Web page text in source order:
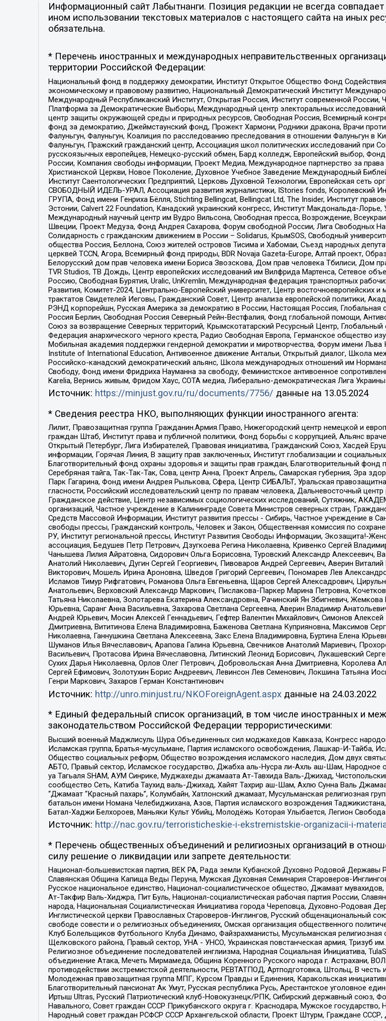
Информационный сайт Лабытнанги. Позиция редакции не всегда
ином использовании текстовых материалов с настоящего сайта на иных
обязательна.
* Перечень иностранных и международных неправительственных
территории Российской Федерации:
Национальный фонд в поддержку демократии, Институт Открытое Общество Фонд
экономическому и правовому развитию, Национальный Демократический Институт
Международный Республиканский Институт, Открытая Россия, Институт современной России,
Платформа за Демократические Выборы, Международный центр электоральных
центр защиты окружающей среды и природных ресурсов, Свободная Россия, Всемирный
фонд за демократию, Джеймстаунский фонд, Прожект Хармони, Родники дракона, Врачи
Фалуньгун, Фалуньгун, Коалиция по расследованию преследования в отношении Фалуньгун в
Фалуньгун, Пражский гражданский центр, Ассоциация школ политических исследований при
русскоязычных европейцев, Немецко-русский обмен, Бард колледж, Европейский выбор,
России, Компания свободы информации, Проект Медиа, Международное партнерство за права
Христианской Церкви, Новое Поколение, Духовное Учебное Заведение Международный
Институт Саентологических Предприятий, Церковь Духовной Технологии, Европейская сеть
СВОБОДНЫЙ ИДЕЛЬ-УРАЛ, Ассоциация развития журналистики, IStories fonds,
ГРУПА, Фонд имени Генриха Бёлля, Stichting Bellingcat, Bellingcat Ltd, The Insider, Институт
Эстонии, Calvert 22 Foundation, Канадский украинский конгресс, Институт Макдональда-
Международный научный центр им Вудро Вильсона, Свободная пресса, Возрождение,
Швеции, Проект Медуза, Фонд Андрея Сахарова, Форум свободной России, Лига Свободных
Солидарность с гражданским движением в России – Solidarus, КрымSOS, Свободный
общества Россия, Беллона, Союз жителей островов Тисима и Хабомаи, Съезд народных
церквей TCCN, Агора, Всемирный фонд природы, BDR Novaja Gazeta-Europe, Алтай проект,
Белорусский дом прав человека имени Бориса Звозскова, Дом прав человека Тбилиси, Дом
TVR Studios, ТВ Дождь, Центр европейских исследований им Вилфрида Мартенса, Сетевое
Россию, Свободная Бурятия, Uralic, UnKremlin, Международная федерация транспортных
Развития, Комитет-2024, Центрально-Европейский университет, Центр
трактатов Свидетелей Иеговы, Гражданский Совет, Центр анализа европейской политики,
РЭНД корпорейшн, Русская Америка за демократию в России, Настоящая Россия, Глобальная
Россия Берлин, Свободная Россия Северный Рейн-Вестфалия, Фонд глобальной помощи,
Союз за возвращение Северных территорий, Крымскотатарский Ресурсный Центр,
Федерация анархического черного креста, Радио Свободная Европа, Германское общество
Мобильная академия поддержки гендерной демократии и миротворчества, Форум имени Льва
Institute of International Education, Антивоенное движение Антальи, Открытый диалог, Школа
Российско-канадский демократический альянс, Школа международных отношений им
Свободу, Фонд имени Фридриха Науманна за свободу, Феминистское антивоенное
Karelia, Вернись живым, Фридом Хаус, СОТА медиа, Либерально-демократическая Лига Украины
Источник: https://minjust.gov.ru/ru/documents/7756/ данные на 13.05.2024
* Сведения реестра НКО, выполняющих функции иностранного агента:
Лилит, Правозащитная группа Гражданин.Армия.Право, Нижегородский центр немецкой и
граждан Штаб, Институт права и публичной политики, Фонд борьбы с коррупцией, Альянс
Открытый Петербург, Лига Избирателей, Правовая инициатива, Гражданский Союз, Хасдей
информации, Горячая Линия, В защиту прав заключенных, Институт глобализации и
Благотворительный фонд охраны здоровья и защиты прав граждан, Благотворительный
Серебряная тайга, Так-Так-Так, Сова, центр Анна, Проект Апрель, Самарская губерния, Эра
Парк Гагарина, Фонд имени Андрея Рылькова, Сфера, Центр СИБАЛЬТ, Уральская
гласности, Российский исследовательский центр по правам человека, Дальневосточный
Гражданское действие, Центр независимых социологических исследований, Сутяжник,
организаций, Частное учреждение в Калининграде Совета Министров северных стран,
Средств Массовой Информации, Институт развития прессы - Сибирь, Частное учреждение в
свободы прессы, Гражданский контроль, Человек и Закон, Общественная комиссия по
РУ, Институт региональной прессы, Институт Развития Свободы Информации, Экозащита!-
ассоциация, Бедушев Петр Петрович, Дзугкоева Регина Николаевна, Кривенко Сергей
Чанышева Лилия Айратовна, Сидорович Ольга Борисовна, Туровский Александр Алексеевич,
Анатолий Николаевич, Дугин Сергей Георгиевич, Пивоваров Андрей Сергеевич, Аверин
Викторович, Мошель Ирина Ароновна, Шведов Григорий Сергеевич, Пономарев Лев
Исламов Тимур Рифгатович, Романова Ольга Евгеньевна, Щаров Сергей Алексадрович,
Анатольевич, Верховский Александр Маркович, Пислакова-Паркер Марина Петровна,
Татьяна Николаевна, Золотарева Екатерина Александровна, Рачинский Ян Збигневич,
Юрьевна, Саранг Анна Васильевна, Захарова Светлана Сергеевна, Аверин Владимир
Андрей Юрьевич, Мосин Алексей Геннадьевич, Гефтер Валентин Михайлович, Симонов
Дмитриевна, Вититинова Елена Владимировна, Баженова Светлана Куприяновна, Максимов
Николаевна, Ганнушкина Светлана Алексеевна, Закс Елена Владимировна, Буртина Елена
Шуманов Илья Вячеславович, Арапова Галина Юрьевна, Свечников Анатолий Мариевич,
Васильевич, Протасова Ирина Вячеславовна, Литинский Леонид Борисович, Лукашевский
Сухих Дарья Николаевна, Орлов Олег Петрович, Добровольская Анна Дмитриевна, Королева
Сергей Ефимович, Золотухин Борис Андреевич, Левинсон Лев Семенович, Локшина Татьяна
Генри Маркович, Захаров Герман Константинович
Источник: http://unro.minjust.ru/NKOForeignAgent.aspxданные на 24.03.2022
* Единый федеральный список организаций, в том числе иностранных и
законодательством Российской Федерации террористическими:
Высший военный Маджлисуль Шура Объединенных сил моджахедов Кавказа, Конгресс
Исламская группа, Братья-мусульмане, Партия исламского освобождения, Лашкар-И-Тайба,
Общество социальных реформ, Общество возрождения исламского наследия, Дом двух
АБТО, Правый сектор, Исламское государство, Джабха аль-Нусра ли-Ахль аш-Шам, Народное
уа Тагьаля SHAM, АУМ Синрике, Муджахеды джамаата Ат-Тавхида Валь-Джихад,
сообщество Сеть, Катиба Таухид валь-Джихад, Хайят Тахрир аш-Шам, Ахлю Сунна Валь
“Джамаат “Красный пахарь”, Колумбайн, Хатлонский джамаат, Мусульманская религиозная
батальон имени Номана Челебиджихана, Азов, Партия исламского возрождения
Батал-Хаджи Белхороев, Маньяки Культ Убийц, Молодёжь Которая Улыбается, Легион
Источник: http://nac.gov.ru/terroristicheskie-i-ekstremistskie-organizacii-i-
* Перечень общественных объединений и религиозных организаций в
силу решение о ликвидации или запрете деятельности:
Национал-большевистская партия, ВЕК РА, Рада земли Кубанской Духовно Родовой Державы
Славянская Община Капища Веды Перуна, Мужская Духовная Семинария Староверов-
Русское национальное единство, Национал-социалистическое общество, Джамаат
Ат-Такфир Валь-Хиджра, Пит Буль, Национал-социалистическая рабочая партия России,
народа, Национальная Социалистическая Инициатива города Череповца, Духовно-Родовая
Инглистической церкви Православных Староверов-Инглингов, Русский общенациональный
свободе совести и о религиозных объединениях, Омская организация общественного
Клуб Болельщиков Футбольного Клуба Динамо, Файзрахманисты, Мусульманская
Щелковского района, Правый сектор, УНА - УНСО, Украинская повстанческая армия, Тризуб
Религиозное объединение последователей инглиизма, Народная Социальная Инициатива,
объединение Атака, Мечеть Мирмамеда, Община Коренного Русского народа г. Астрахани,
противодействии экстремистской деятельности, РЕВТАТПОД, Артподготовка, Штольц, В
Молодежная правозащитная группа МПГ, Курсом Правды и Единения, Каракольская
Благотворительный пансионат Ак Умут, Русская республика Русь, Арестантское уголовное
Иртыш Ultras, Русский Патриотический клуб-Новокузнецк/РПК, Сибирский державный союз,
Навального, Совет граждан СССР Прикубанского округа г. Краснодара, Мужское
Народный совет граждан РСФСР СССР Архангельской области, Проект Штурм, Граждане